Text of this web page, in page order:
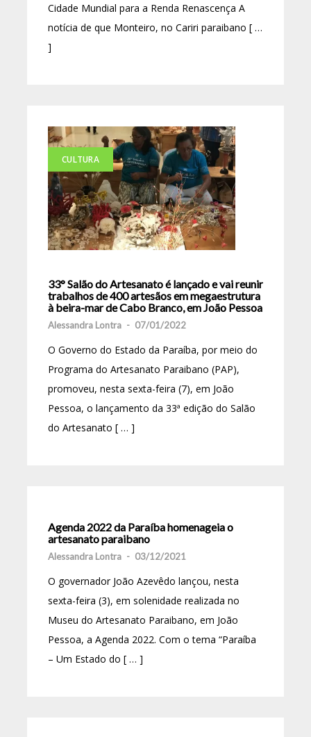
Cidade Mundial para a Renda Renascença A
notícia de que Monteiro, no Cariri paraibano [ …
]
CULTURA
33° Salão do Artesanato é lançado e vai reunir
trabalhos de 400 artesãos em megaestrutura
à beira-mar de Cabo Branco, em João Pessoa
Alessandra Lontra - 07/01/2022
O Governo do Estado da Paraíba, por meio do
Programa do Artesanato Paraibano (PAP),
promoveu, nesta sexta-feira (7), em João
Pessoa, o lançamento da 33ª edição do Salão
do Artesanato [ … ]
Agenda 2022 da Paraíba homenageia o
artesanato paraibano
Alessandra Lontra - 03/12/2021
O governador João Azevêdo lançou, nesta
sexta-feira (3), em solenidade realizada no
Museu do Artesanato Paraibano, em João
Pessoa, a Agenda 2022. Com o tema “Paraíba
– Um Estado do [ … ]